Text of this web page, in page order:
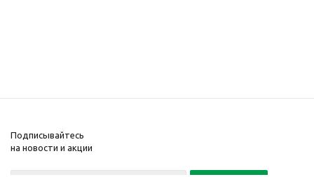
Подписывайтесь
на новости и акции